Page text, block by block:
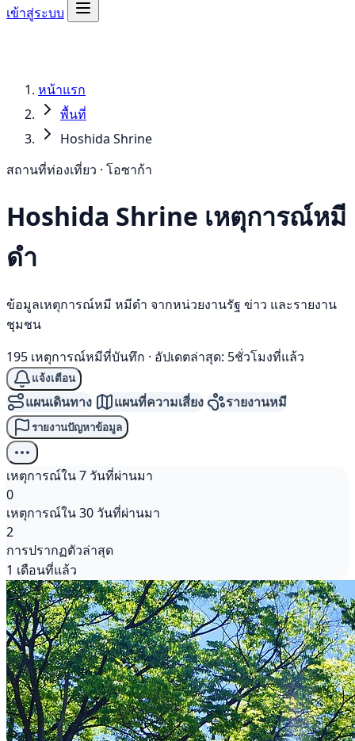
เข้าสู่ระบบ
หน้าแรก
พื้นที่
Hoshida Shrine
สถานที่ท่องเที่ยว · โอซาก้า
Hoshida Shrine เหตุการณ์หมี
ดำ
ข้อมูลเหตุการณ์หมี หมีดำ จากหน่วยงานรัฐ ข่าว และรายงาน
ชุมชน
195 เหตุการณ์หมีที่บันทึก · อัปเดตล่าสุด: 5ชั่วโมงที่แล้ว
แจ้งเตือน
แผนเดินทาง แผนที่ความเสี่ยง รายงานหมี
รายงานปัญหาข้อมูล
เหตุการณ์ใน 7 วันที่ผ่านมา
0
เหตุการณ์ใน 30 วันที่ผ่านมา
2
การปรากฏตัวล่าสุด
1 เดือนที่แล้ว